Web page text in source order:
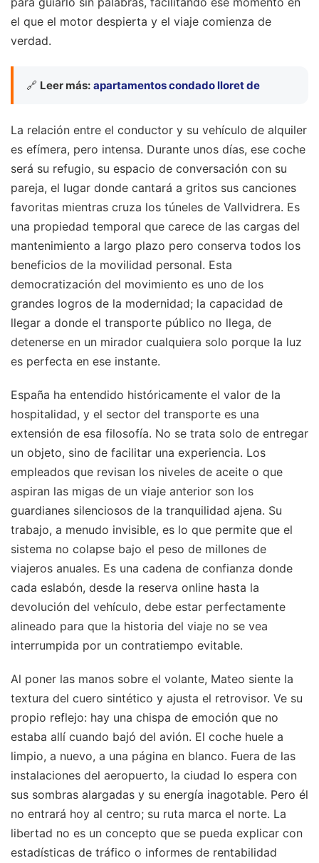
el que el motor despierta y el viaje comienza de
verdad.
🔗 Leer más: apartamentos condado lloret de
La relación entre el conductor y su vehículo de alquiler
es efímera, pero intensa. Durante unos días, ese coche
será su refugio, su espacio de conversación con su
pareja, el lugar donde cantará a gritos sus canciones
favoritas mientras cruza los túneles de Vallvidrera. Es
una propiedad temporal que carece de las cargas del
mantenimiento a largo plazo pero conserva todos los
beneficios de la movilidad personal. Esta
democratización del movimiento es uno de los
grandes logros de la modernidad; la capacidad de
llegar a donde el transporte público no llega, de
detenerse en un mirador cualquiera solo porque la luz
es perfecta en ese instante.
España ha entendido históricamente el valor de la
hospitalidad, y el sector del transporte es una
extensión de esa filosofía. No se trata solo de entregar
un objeto, sino de facilitar una experiencia. Los
empleados que revisan los niveles de aceite o que
aspiran las migas de un viaje anterior son los
guardianes silenciosos de la tranquilidad ajena. Su
trabajo, a menudo invisible, es lo que permite que el
sistema no colapse bajo el peso de millones de
viajeros anuales. Es una cadena de confianza donde
cada eslabón, desde la reserva online hasta la
devolución del vehículo, debe estar perfectamente
alineado para que la historia del viaje no se vea
interrumpida por un contratiempo evitable.
Al poner las manos sobre el volante, Mateo siente la
textura del cuero sintético y ajusta el retrovisor. Ve su
propio reflejo: hay una chispa de emoción que no
estaba allí cuando bajó del avión. El coche huele a
limpio, a nuevo, a una página en blanco. Fuera de las
instalaciones del aeropuerto, la ciudad lo espera con
sus sombras alargadas y su energía inagotable. Pero él
no entrará hoy al centro; su ruta marca el norte. La
libertad no es un concepto que se pueda explicar con
estadísticas de tráfico o informes de rentabilidad